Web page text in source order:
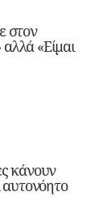
στον
«Είμαι
κάνουν
αυτονόητο